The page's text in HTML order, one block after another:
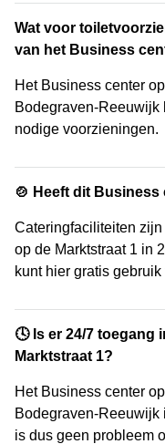
Wat voor
van het Business
Het Business center
Bodegraven-Reeuwijk
nodige voorzieningen.
🍲 Heeft dit
Cateringfaciliteiten
op de Marktstraat 1 in
kunt hier gratis
🕓 Is er 24/7 toegang
Marktstraat 1?
Het Business center
Bodegraven-Reeuwijk
is dus geen probleem